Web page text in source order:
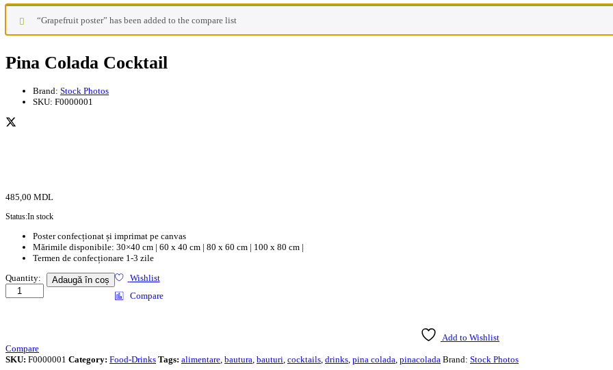
“Grapefruit poster” has been added to the compare list
Pina Colada Cocktail
Brand: Stock Photos
SKU: F0000001
485,00 MDL
Status:In stock
Poster confecționat și imprimat pe canvas
Mărimile disponibile: 30×40 cm | 60 x 40 cm | 80 x 60 cm | 100 x 80 cm |
Termen de confecționare 1-3 zile
Pina
Colada
Cocktail
Quantity: Adaugă în coș
Wishlist
Compare
Add to Wishlist
Compare
SKU: F0000001 Category: Food-Drinks Tags: alimentare bautura bauturi cocktails drinks pina colada pinacolada Brand: Stock Photos